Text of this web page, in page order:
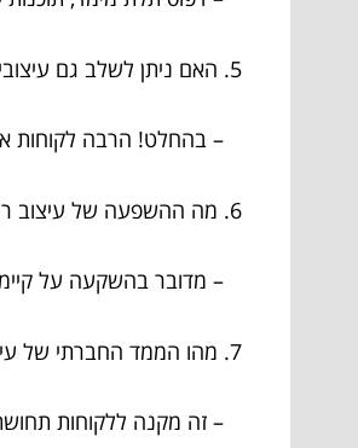
5. האם ניתן לשלב גם עיצובים מסורתיים עם מודרניים?
– בהחלט! הרבה לקוחות
6. מה ההשפעה של עיצוב רהיטים בהתאמה אישית על הסביבה?
– מדובר בהשקעה על
7. מהו הממד החברתי של עיצוב כזה?
– זה מקנה ללקוחות